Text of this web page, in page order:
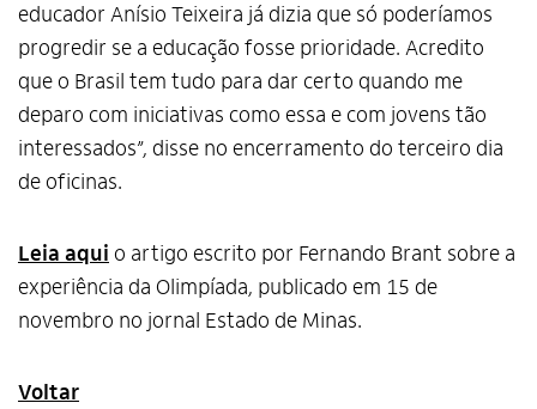
educador Anísio Teixeira já dizia que só poderíamos
progredir se a educação fosse prioridade. Acredito
que o Brasil tem tudo para dar certo quando me
deparo com iniciativas como essa e com jovens tão
interessados”, disse no encerramento do terceiro dia
de oficinas.
Leia aqui o artigo escrito por Fernando Brant sobre a
experiência da Olimpíada, publicado em 15 de
novembro no jornal Estado de Minas.
Voltar